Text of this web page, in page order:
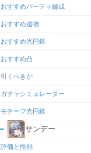
おすすめパーティ編成
おすすめ遺物
おすすめ光円錐
おすすめ凸
引くべきか
ガチャシミュレーター
モチーフ光円錐
サンデー
評価と性能